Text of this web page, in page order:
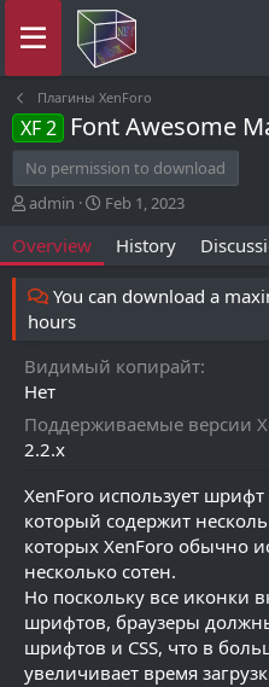
Плагины XenForo
XF 2 Font Awesome
No permission to download
A
t
h
o
r
admin
C
t
d
t
Feb 1, 2023
Overview History
You can download a
hours
Видимый копирайт
Нет
Поддерживаемые версии
2.2.x
XenForo использует
который содержит
которых XenForo обычно
несколько сотен.
Но поскольку все иконки
шрифтов, браузеры
шрифтов и CSS, что в
увеличивает время